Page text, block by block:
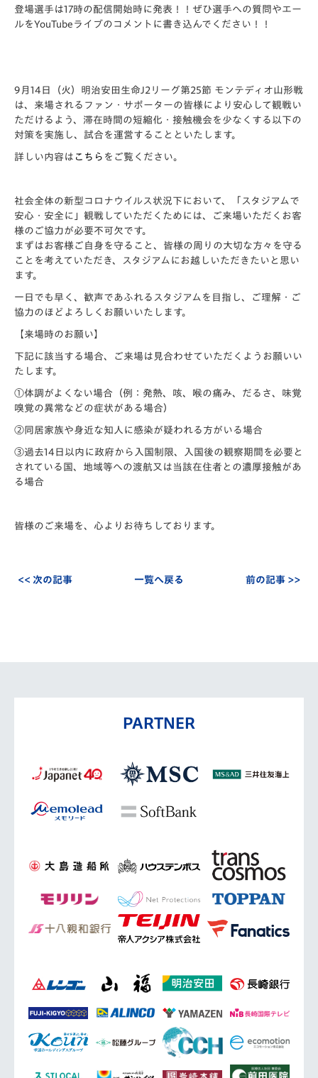
登場選手は17時の配信開始時に発表！！ぜひ選手への質問やエー
ルをYouTubeライブのコメントに書き込んでください！！
9月14日（火）明治安田生命J2リーグ第25節 モンテディオ山形戦
は、来場されるファン・ サポーターの皆様により安心して観戦い
ただけるよう、 滞在時間の短縮化・接触機会を少なくする以下の
対策を実施し、 試合を運営することといたします。
詳しい内容は こちら をご覧ください。
社会全体の新型コロナウイルス状況下において、「スタジアムで
安心・安全に」観戦していただくためには、ご来場いただくお客
様のご協力が必要不可欠です。
まずはお客様ご自身を守ること、皆様の周りの大切な方々を守る
ことを考えていただき、スタジアムにお越しいただきたいと思い
ます。
一日でも早く、歓声であふれるスタジアムを目指し、ご理解・ご
協力のほどよろしくお願いいたします。
【来場時のお願い】
下記に該当する場合、ご来場は見合わせていただくようお願いい
たします。
①体調がよくない場合（例：発熱、咳、喉の痛み、だるさ、味覚
嗅覚の異常などの症状がある場合）
②同居家族や身近な知人に感染が疑われる方がいる場合
③過去14日以内に政府から入国制限、入国後の観察期間を必要と
されている国、地域等への渡航又は当該在住者との濃厚接触があ
る場合
皆様のご来場を、心よりお待ちしております。
<< 次の記事 一覧へ戻る 前の記事 >>
PARTNER